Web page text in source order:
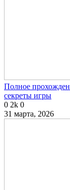
Полное
секреты игры
0 2k 0
31 марта, 2026